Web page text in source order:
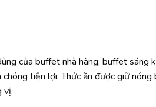
của buffet nhà hàng, buffet sáng
tiện lợi. Thức ăn được giữ nóng
vị.